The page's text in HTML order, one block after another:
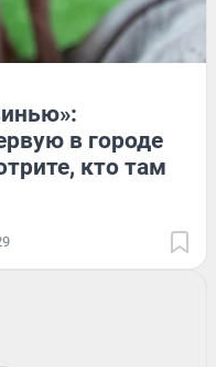
в городе
кто там